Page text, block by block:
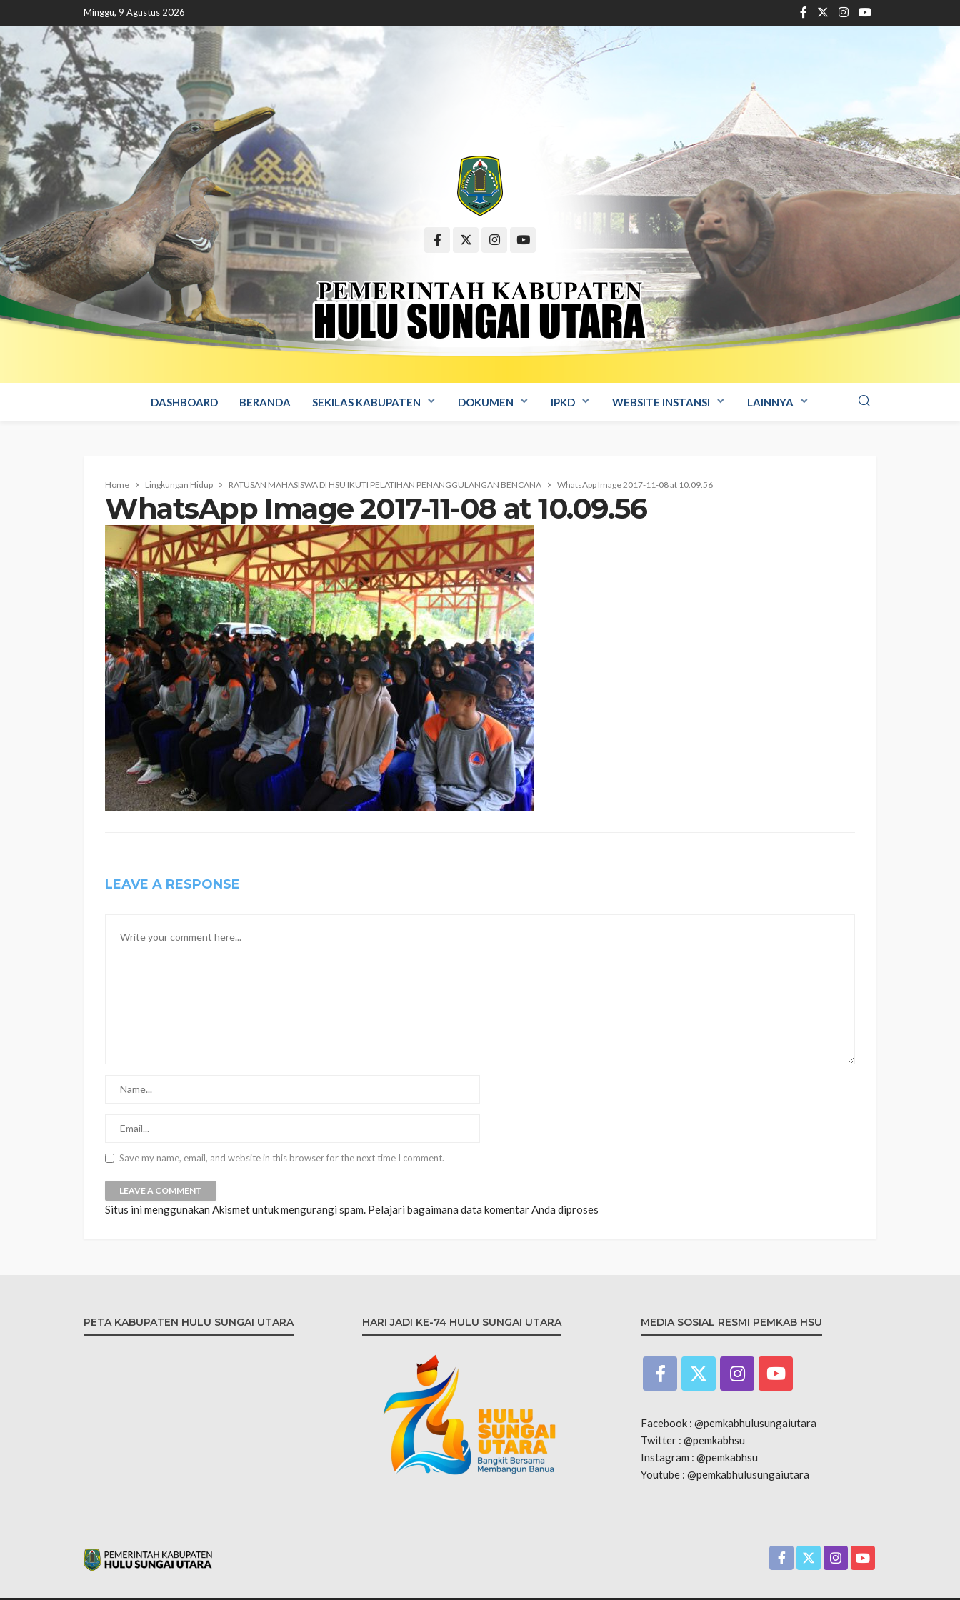
Minggu, 9 Agustus 2026
DASHBOARD BERANDA SEKILAS KABUPATEN DOKUMEN IPKD WEBSITE INSTANSI LAINNYA
Home Lingkungan Hidup RATUSAN MAHASISWA DI HSU IKUTI PELATIHAN PENANGGULANGAN BENCANA WhatsApp Image 2017-11-08 at 10.09.56
WhatsApp Image 2017-11-08 at 10.09.56
LEAVE A RESPONSE
Save my name, email, and website in this browser for the next time I comment.
Situs ini menggunakan Akismet untuk mengurangi spam. Pelajari bagaimana data komentar Anda diproses
PETA KABUPATEN HULU SUNGAI UTARA HARI JADI KE-74 HULU SUNGAI UTARA MEDIA SOSIAL RESMI PEMKAB HSU
Facebook : @pemkabhulusungaiutara
Twitter : @pemkabhsu
Instagram : @pemkabhsu
Youtube : @pemkabhulusungaiutara